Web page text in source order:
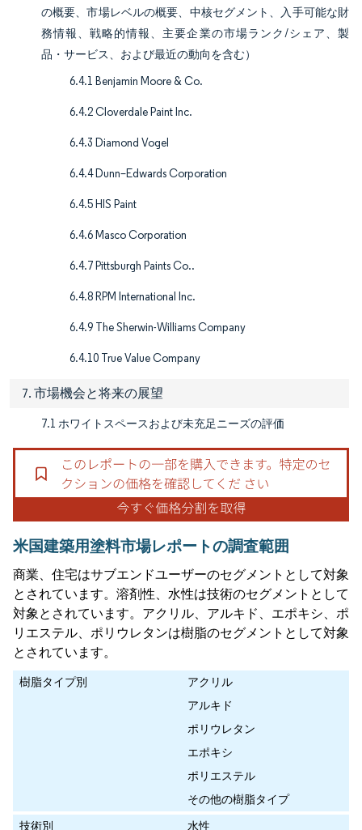
の概要、市場レベルの概要、中核セグメント、入手可能な財
務情報、戦略的情報、主要企業の市場ランク/シェア、製
品・サービス、および最近の動向を含む）
6.4.1 Benjamin Moore & Co.
6.4.2 Cloverdale Paint Inc.
6.4.3 Diamond Vogel
6.4.4 Dunn–Edwards Corporation
6.4.5 HIS Paint
6.4.6 Masco Corporation
6.4.7 Pittsburgh Paints Co..
6.4.8 RPM International Inc.
6.4.9 The Sherwin-Williams Company
6.4.10 True Value Company
7. 市場機会と将来の展望
7.1 ホワイトスペースおよび未充足ニーズの評価
米国建築用塗料市場レポートの調査範囲
商業、住宅はサブエンドユーザーのセグメントとして対象
とされています。溶剤性、水性は技術のセグメントとして
対象とされています。アクリル、アルキド、エポキシ、ポ
リエステル、ポリウレタンは樹脂のセグメントとして対象
とされています。
樹脂タイプ別
アクリル
アルキド
ポリウレタン
エポキシ
ポリエステル
その他の樹脂タイプ
技術別
水性